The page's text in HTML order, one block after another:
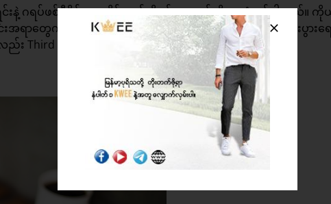
းနဲ့ ဂရပ်ဖစ်ဒီဇိုင်းတွေ နိုင်တယ်ဆိုရင် တကယ်ကို အသုံးဝင်ပါတယ်။ ကို
ရာတွေကို YouTube မှာ တင်ပြီး ပိုက်ဆံရှာလို့လည်း ရသလို စီးပွားရ
Third Party အနေနဲ့ လုပ်နိုင်ပါတယ်။